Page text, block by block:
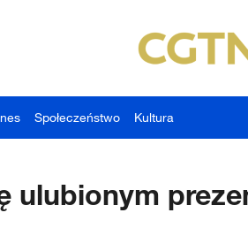
Społeczeństwo Kultura
ulubionym